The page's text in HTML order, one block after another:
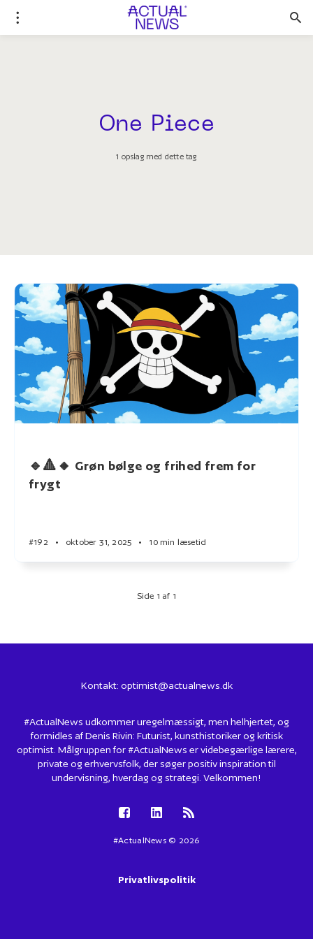
One Piece
1 opslag med dette tag
🔹🔺🔸 Grøn bølge og frihed frem for
frygt
#192 • oktober 31, 2025 • 10 min læsetid
Side 1 af 1
Kontakt: optimist@actualnews.dk
#ActualNews udkommer uregelmæssigt, men helhjertet, og
formidles af Denis Rivin: Futurist, kunsthistoriker og kritisk
optimist. Målgruppen for #ActualNews er videbegærlige lærere,
private og erhvervsfolk, der søger positiv inspiration til
undervisning, hverdag og strategi. Velkommen!
#ActualNews © 2026
Privatlivspolitik